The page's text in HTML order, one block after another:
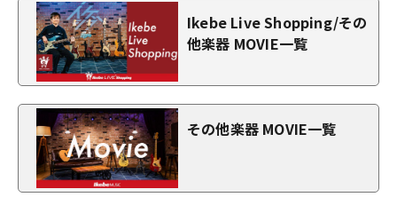
Ikebe Live Shopping/その
他楽器 MOVIE一覧
その他楽器 MOVIE一覧